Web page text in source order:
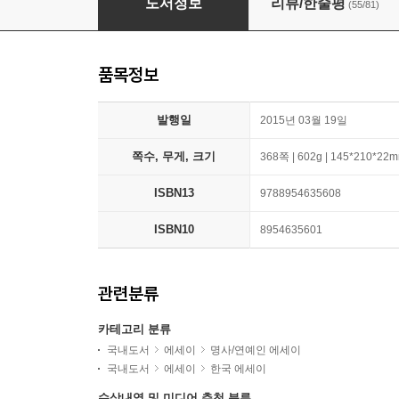
도서정보 리뷰/한줄평 (55/81)
품목정보
발행일 2015년 03월 19일
쪽수, 무게, 크기 368쪽 | 602g |
ISBN13 9788954635608
ISBN10 8954635601
관련분류
카테고리 분류
국내도서 에세이
명사/연예인 에세이
국내도서
에세이 한국 에세이